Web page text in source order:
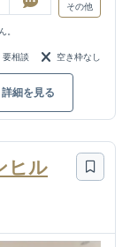
その他
。
要相談 空き枠なし
詳細を見る
ヒル